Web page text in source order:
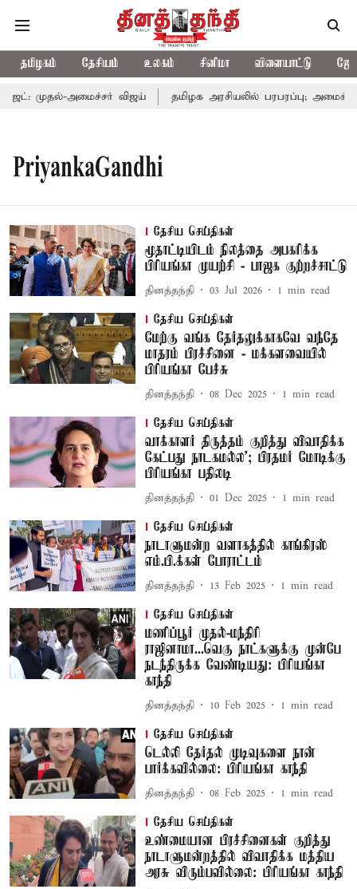
தமிழகம் தேசியம் உலகம் சினிமா விளையாட்டு
முதல்-அமைச்சர் விஜய் தமிழக அரசியலில் பரபரப்பு;
PriyankaGandhi
தேசிய செய்திகள்
மூதாட்டியிடம் நிலத்தை அபகரிக்க
பிரியங்கா முயற்சி - பாஜக குற்றச்சாட்டு
தினத்தந்தி 03 Jul 2026 1 min read
தேசிய செய்திகள்
மேற்கு வங்க தேர்தலுக்காகவே வந்தே
மாதரம் பிரச்சினை - மக்களவையில்
பிரியங்கா பேச்சு
தினத்தந்தி 08 Dec 2025 1 min read
தேசிய செய்திகள்
வாக்காளர் திருத்தம் குறித்து விவாதிக்க
கேட்பது நாடகமல்ல’; பிரதமர் மோடிக்கு
பிரியங்கா பதிலடி
தினத்தந்தி 01 Dec 2025 1 min read
தேசிய செய்திகள்
நாடாளுமன்ற வளாகத்தில் காங்கிரஸ்
எம்.பி.க்கள் போராட்டம்
தினத்தந்தி 13 Feb 2025 1 min read
தேசிய செய்திகள்
மணிப்பூர் முதல்-மந்திரி
ராஜினாமா...வெகு நாட்களுக்கு முன்பே
நடந்திருக்க வேண்டியது: பிரியங்கா
காந்தி
தினத்தந்தி 10 Feb 2025 1 min read
தேசிய செய்திகள்
டெல்லி தேர்தல் முடிவுகளை நான்
பார்க்கவில்லை: பிரியங்கா காந்தி
தினத்தந்தி 08 Feb 2025 1 min read
தேசிய செய்திகள்
உண்மையான பிரச்சினைகள் குறித்து
நாடாளுமன்றத்தில் விவாதிக்க மத்திய
அரசு விரும்பவில்லை: பிரியங்கா காந்தி